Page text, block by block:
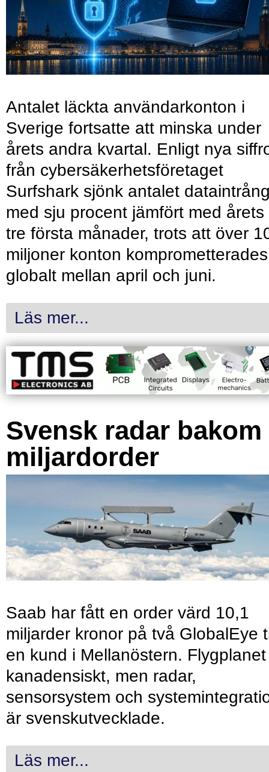
Antalet läckta användarkonton i
Sverige fortsatte att minska under
årets andra kvartal. Enligt nya
från cybersäkerhetsföretaget
Surfshark sjönk antalet
med sju procent jämfört med årets
tre första månader, trots att över
miljoner konton komprometterades
globalt mellan april och juni.
Läs mer...
Svensk radar bakom
miljardorder
Saab har fått en order värd 10,1
miljarder kronor på två GlobalEye
en kund i Mellanöstern.
kanadensiskt, men radar,
sensorsystem och
är svenskutvecklade.
Läs mer...